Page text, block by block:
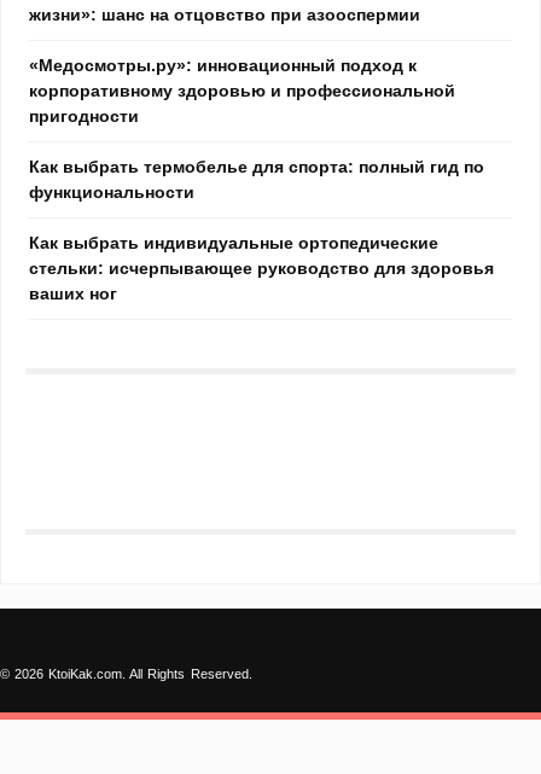
жизни»: шанс на отцовство при азооспермии
«Медосмотры.ру»: инновационный подход к
корпоративному здоровью и профессиональной
пригодности
Как выбрать термобелье для спорта: полный гид по
функциональности
Как выбрать индивидуальные ортопедические
стельки: исчерпывающее руководство для здоровья
ваших ног
© 2026 KtoiKak.com. All Rights Reserved.